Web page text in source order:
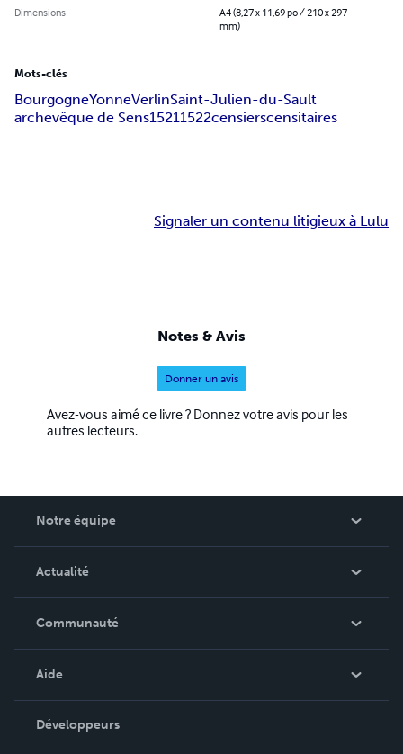
Dimensions
A4 (8,27 x 11,69 po / 210 x 297
mm)
Mots-clés
BourgogneYonneVerlinSaint-Julien-du-Sault
archevêque de Sens15211522censierscensitaires
Signaler un contenu litigieux à Lulu
Notes & Avis
Donner un avis
Avez-vous aimé ce livre ? Donnez votre avis pour les
autres lecteurs.
Notre équipe
Qui sommes-nous ?
Actualité
Dans l'actualité
Communauté
Blog
Podcast
Aide
Recherche de commande
Base de connaissances
Développeurs